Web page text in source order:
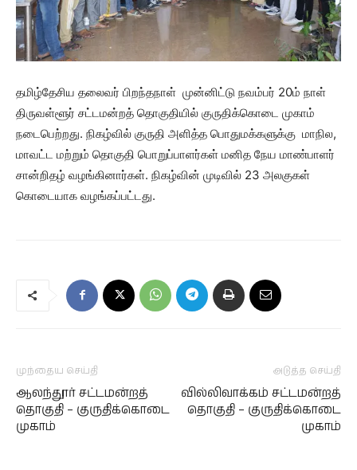
தமிழ்தேசிய தலைவர் பிறந்தநாள் முன்னிட்டு நவம்பர் 20ம் நாள்
திருவள்ளூர் சட்டமன்றத் தொகுதியில் குருதிக்கொடை முகாம்
நடைபெற்றது. நிகழ்வில் குருதி அளித்த பொதுமக்களுக்கு மாநில,
மாவட்ட மற்றும் தொகுதி பொறுப்பாளர்கள் மனித நேய மாண்பாளர்
சான்றிதழ் வழங்கினார்கள். நிகழ்வின் முடிவில் 23 அலகுகள்
கொடையாக வழங்கப்பட்டது.
முந்தைய செய்தி
ஆலந்தூர் சட்டமன்றத்
தொகுதி – குருதிக்கொடை
முகாம்
அடுத்த செய்தி
வில்லிவாக்கம் சட்டமன்றத்
தொகுதி – குருதிக்கொடை
முகாம்